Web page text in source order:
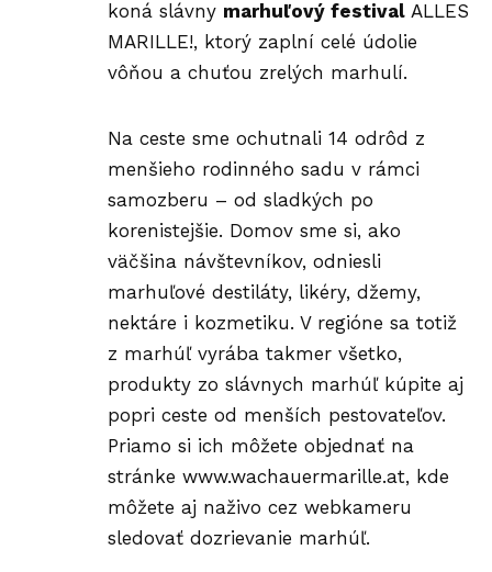
koná slávny marhuľový festival ALLES
MARILLE!, ktorý zaplní celé údolie
vôňou a chuťou zrelých marhulí.
Na ceste sme ochutnali 14 odrôd z
menšieho rodinného sadu v rámci
samozberu – od sladkých po
korenistejšie. Domov sme si, ako
väčšina návštevníkov, odniesli
marhuľové destiláty, likéry, džemy,
nektáre i kozmetiku. V regióne sa totiž
z marhúľ vyrába takmer všetko,
produkty zo slávnych marhúľ kúpite aj
popri ceste od menších pestovateľov.
Priamo si ich môžete objednať na
stránke www.wachauermarille.at, kde
môžete aj naživo cez webkameru
sledovať dozrievanie marhúľ.